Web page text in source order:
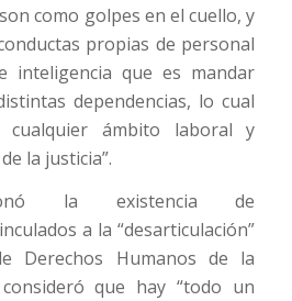
como golpes en el cuello, y
propias de personal
inteligencia que es mandar
dependencias, lo cual
cualquier ámbito laboral y
la justicia”.
la existencia de
a la “desarticulación”
Derechos Humanos de la
que hay “todo un